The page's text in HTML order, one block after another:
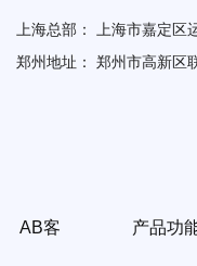
上海总部：
上海市嘉定区
郑州地址：
郑州市高新区
AB客 产品功